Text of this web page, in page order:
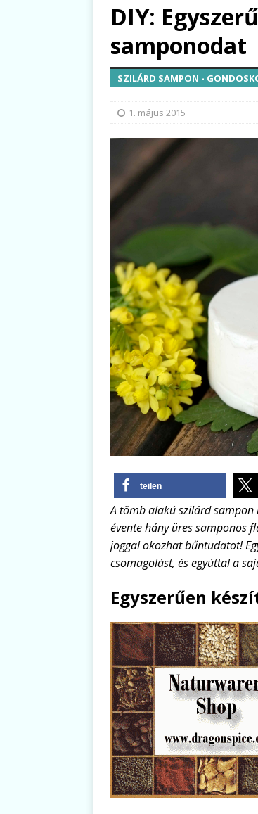
DIY:
samponodat
SZILÁRD SAMPON -
1. május 2015
teilen
A tömb alakú szilárd sampon
évente hány üres samponos
joggal okozhat bűntudatot!
csomagolást, és egyúttal a
Egyszerűen